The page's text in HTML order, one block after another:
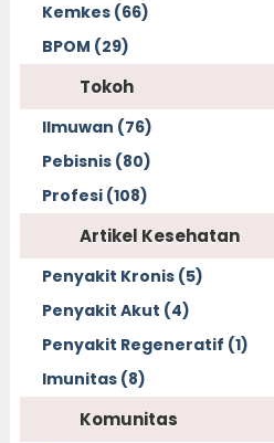
Kemkes (66)
BPOM (29)
Tokoh
Ilmuwan (76)
Pebisnis (80)
Profesi (108)
Artikel Kesehatan
Penyakit Kronis (5)
Penyakit Akut (4)
Penyakit Regeneratif (1)
Imunitas (8)
Komunitas